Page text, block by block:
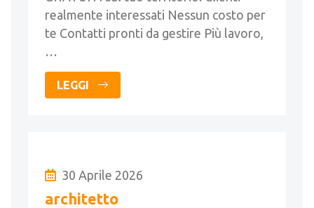
realmente interessati Nessun costo per
te Contatti pronti da gestire Più lavoro,
…
LEGGI
30 Aprile 2026
architetto